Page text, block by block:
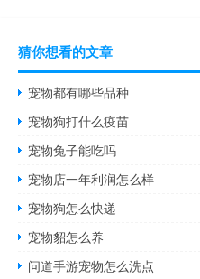
猜你想看的文章
宠物都有哪些品种
宠物狗打什么疫苗
宠物兔子能吃吗
宠物店一年利润怎么样
宠物狗怎么快递
宠物貂怎么养
问道手游宠物怎么洗点